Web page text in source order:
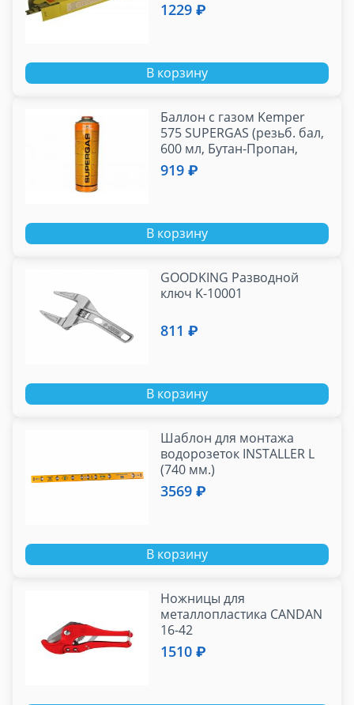
1229 ₽
В корзину
Баллон с газом Kemper
575 SUPERGAS (резьб. бал,
600 мл, Бутан-Пропан,
темп 1900 С)
919 ₽
В корзину
GOODKING Разводной
ключ K-10001
811 ₽
В корзину
Шаблон для монтажа
водорозеток INSTALLER L
(740 мм.)
3569 ₽
В корзину
Ножницы для
металлопластика CANDAN
16-42
1510 ₽